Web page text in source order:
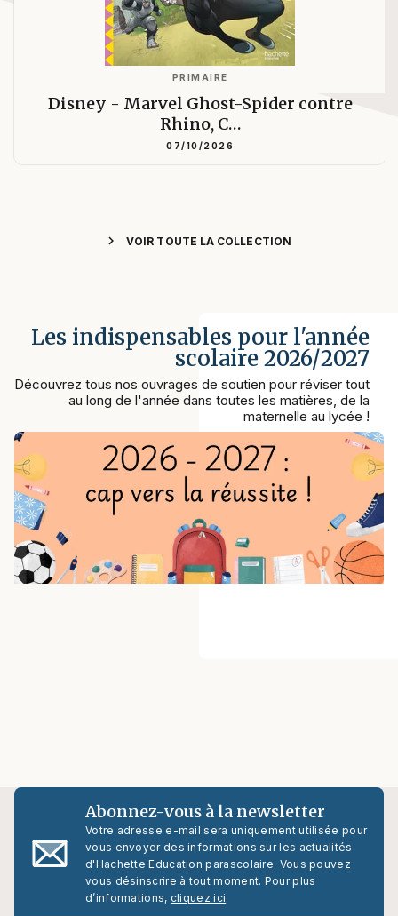
PRIMAIRE
Disney - Marvel Ghost-Spider contre
Rhino, C…
07/10/2026
chevron_right VOIR TOUTE LA COLLECTION
Les indispensables pour l'année
scolaire 2026/2027
Découvrez tous nos ouvrages de soutien pour réviser tout
au long de l'année dans toutes les matières, de la
maternelle au lycée !
Abonnez-vous à la newsletter
Votre adresse e-mail sera uniquement utilisée pour
vous envoyer des informations sur les actualités
d'Hachette Education parascolaire. Vous pouvez
vous désinscrire à tout moment. Pour plus
d’informations, cliquez ici.